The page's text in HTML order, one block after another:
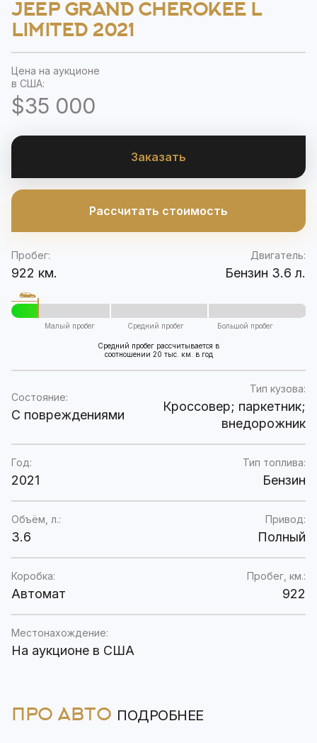
JEEP GRAND CHEROKEE L
LIMITED 2021
Цена на аукционе
в США:
$35 000
Заказать
Рассчитать стоимость
Пробег:
922 км.
Двигатель:
Бензин 3.6 л.
Малый пробег Средний пробег Большой пробег
Средний пробег рассчитывается в
соотношении 20 тыс. км. в год
Состояние:
C повреждениями
Тип кузова:
Кроссовер; паркетник;
внедорожник
Год:
2021
Тип топлива:
Бензин
Объём, л.:
3.6
Привод:
Полный
Коробка:
Автомат
Пробег, км.:
922
Местонахождение:
На аукционе в США
ПРО АВТО ПОДРОБНЕЕ